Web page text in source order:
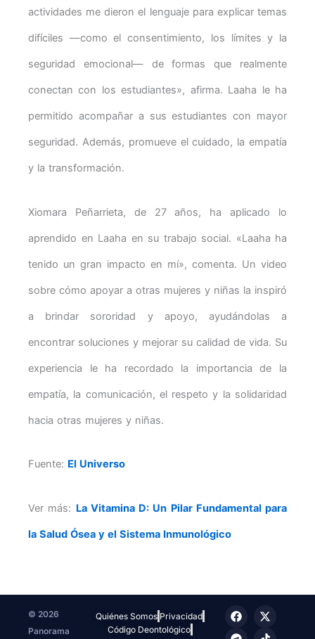
actividades me dieron el lenguaje para explicar temas
difíciles —como el consentimiento, los límites y la
seguridad emocional— de formas que realmente
conectan con los estudiantes», afirma. Laaha le ha
permitido acompañar a sus estudiantes con mayor
seguridad. Además, promueve el cuidado, la empatía
y la transformación.
Xiomara Peñarrieta, de 27 años, ha aplicado lo
aprendido en Laaha en su trabajo social. «Laaha ha
tenido un gran impacto en mí», comenta. Un video
sobre cómo apoyar a otras mujeres y niñas la inspiró
a brindar sororidad y apoyo, ayudándolas a
encontrar soluciones y mejorar su calidad de vida. Su
experiencia le ha recordado la importancia de la
empatía, la comunicación, el respeto y la solidaridad
hacia otras mujeres y niñas.
Fuente: El Universo
Ver más: La Vitamina D: Un Pilar Fundamental para
la Salud Ósea y el Sistema Inmunológico
© 2026
Panorama
Quiénes Somos Privacidad
Código Deontológico
F
a
c
X
-
t
T
e
l
T
i
k